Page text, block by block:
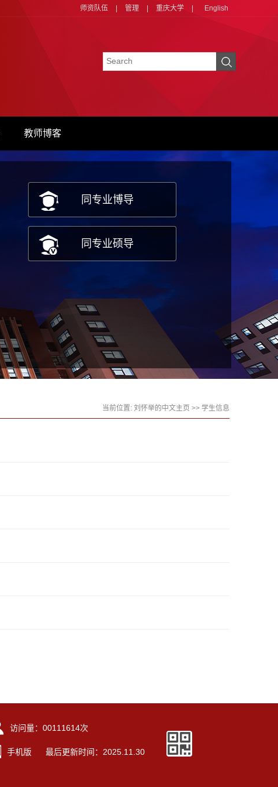
师资队伍 管理 重庆大学 English
教师博客
同专业博导
同专业硕导
当前位置: 刘怀举的中文主页 >> 学生信息
访问量： 00111614次
手机版 最后更新时间： 2025 11 30